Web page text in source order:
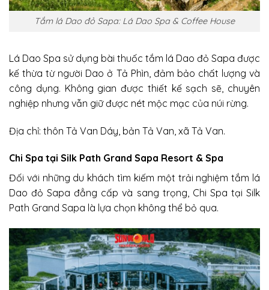
Tắm lá Dao đỏ Sapa: Lá Dao Spa & Coffee House
Lá Dao Spa sử dụng bài thuốc tắm lá Dao đỏ Sapa được
kế thừa từ người Dao ở Tả Phìn, đảm bảo chất lượng và
công dụng. Không gian được thiết kế sạch sẽ, chuyên
nghiệp nhưng vẫn giữ được nét mộc mạc của núi rừng.
Địa chỉ: thôn Tả Van Dáy, bản Tả Van, xã Tả Van.
Chi Spa tại Silk Path Grand Sapa Resort & Spa
Đối với những du khách tìm kiếm một trải nghiệm tắm lá
Dao đỏ Sapa đẳng cấp và sang trọng, Chi Spa tại Silk
Path Grand Sapa là lựa chọn không thể bỏ qua.